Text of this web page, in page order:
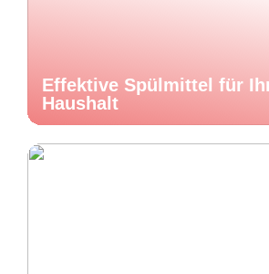
Effektive Spülmittel für
Haushalt